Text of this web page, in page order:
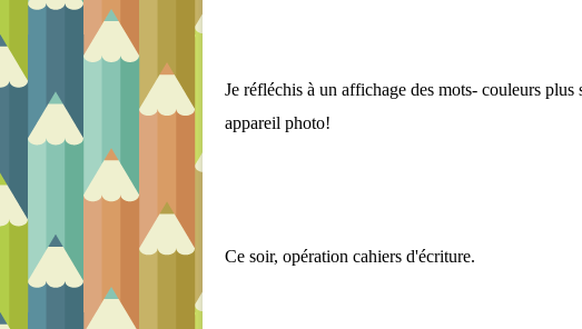
Je réfléchis à un affichage des mots- couleurs
appareil photo!
Ce soir, opération cahiers d'écriture.